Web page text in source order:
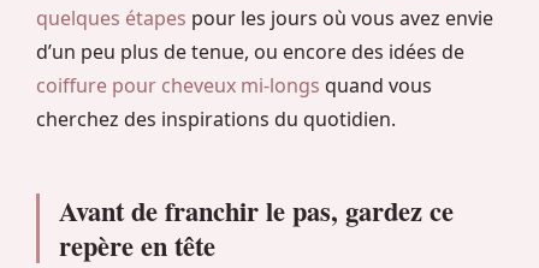
quelques étapes pour les jours où vous avez envie
d’un peu plus de tenue, ou encore des idées de
coiffure pour cheveux mi-longs quand vous
cherchez des inspirations du quotidien.
Avant de franchir le pas, gardez ce
repère en tête